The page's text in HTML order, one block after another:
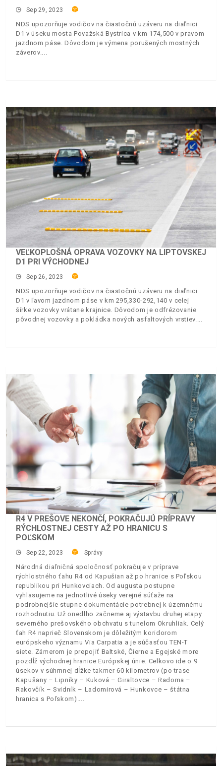
Sep 29, 2023
NDS upozorňuje vodičov na čiastočnú uzáveru na diaľnici
D1 v úseku mosta Považská Bystrica v km 174,500 v pravom
jazdnom páse. Dôvodom je výmena porušených mostných
záverov.
VEĽKOPLOŠNÁ OPRAVA VOZOVKY NA LIPTOVSKEJ
D1 PRI VÝCHODNEJ
Sep 26, 2023
NDS upozorňuje vodičov na čiastočnú uzáveru na diaľnici
D1 v ľavom jazdnom páse v km 295,330-292,140 v celej
šírke vozovky vrátane krajnice. Dôvodom je odfrézovanie
pôvodnej vozovky a pokládka nových asfaltových vrstiev.
R4 V PREŠOVE NEKONČÍ, POKRAČUJÚ PRÍPRAVY
RÝCHLOSTNEJ CESTY AŽ PO HRANICU S
POĽSKOM
Sep 22, 2023 Správy
Národná diaľničná spoločnosť pokračuje v príprave
rýchlostného ťahu R4 od Kapušian až po hranice s Poľskou
republikou pri Hunkovciach. Od augusta postupne
vyhlasujeme na jednotlivé úseky verejné súťaže na
podrobnejšie stupne dokumentácie potrebnej k územnému
rozhodnutiu. Už onedlho začneme aj výstavbu druhej etapy
severného prešovského obchvatu s tunelom Okruhliak. Celý
ťah R4 naprieč Slovenskom je dôležitým koridorom
európskeho významu Via Carpatia a je súčasťou TEN-T
siete. Zámerom je prepojiť Baltské, Čierne a Egejské more
pozdĺž východnej hranice Európskej únie. Celkovo ide o 9
úsekov v súhrnnej dĺžke takmer 60 kilometrov (po trase
Kapušany – Lipníky – Kuková – Giraltovce – Radoma –
Rakovčík – Svidník – Ladomirová – Hunkovce – štátna
hranica s Poľskom).